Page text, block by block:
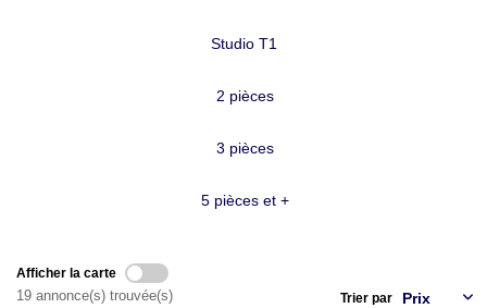
PROPRIETES/CHATEAUX
LOUER
Studio T1
2 pièces
3 pièces
5 pièces et +
Afficher la carte
19 annonce(s) trouvée(s) Trier par